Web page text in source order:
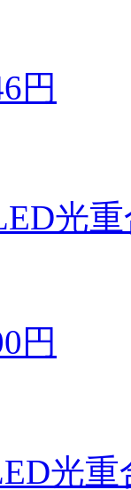
円
光
円
光重